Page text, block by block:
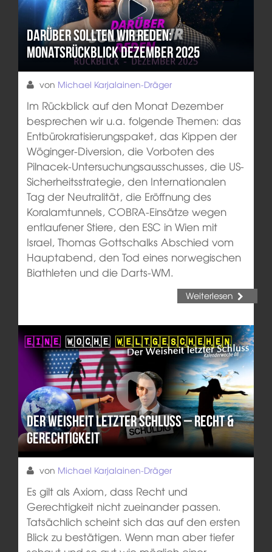
Darüber sollten wir reden:
Monatsrückblick Dezember 2025
von Michael Karjalainen-Dräger
Im Rückblick auf den Monat Dezember
besprechen wir u.a. folgende Themen: das
Entbürokratisierungspaket, das Kippen der
Wöginger-Diversion, die Vorboten des
Pilnacek-Untersuchungsausschusses, die US-
Sicherheitsstrategie, den Internationalen
Tag der Neutralität, die Eröffnung des
Koralamtunnels, COBRA-Einsätze wegen
entlaufener Stiere, den ESC in Wien mit
Israel, Thomas Gottschalks Abschied vom
Hauptabend, den Tod eines norwegischen
Biathleten und die Darts-WM.
Weiterlesen
Der Weisheit letzter Schluss – Recht &
Gerechtigkeit
von Michael Karjalainen-Dräger
Es gilt als Axiom, dass Recht und
Gerechtigkeit nicht zueinander passen.
Tatsächlich scheint sich das auf den ersten
Blick zu bestätigen. Wenn man aber tiefer